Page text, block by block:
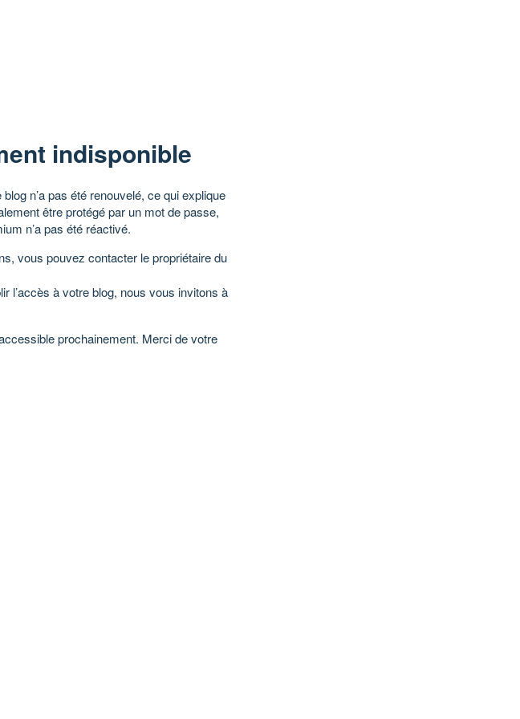
indisponible
n’a pas été renouvelé, ce qui explique
être protégé par un mot de passe,
n’a pas été réactivé.
vous pouvez contacter le propriétaire du
l’accès à votre blog, nous vous invitons à
prochainement. Merci de votre